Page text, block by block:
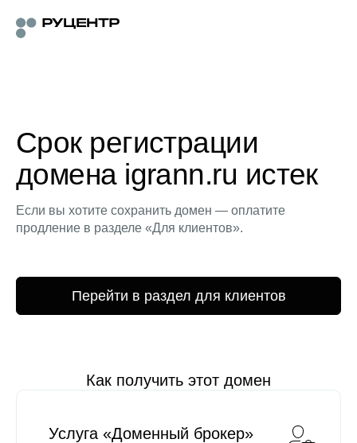
Срок регистрации
домена igrann.ru истек
Если вы хотите сохранить домен — оплатите
продление в разделе «Для клиентов».
Перейти в раздел для клиентов
Как получить этот домен
Услуга «Доменный брокер»